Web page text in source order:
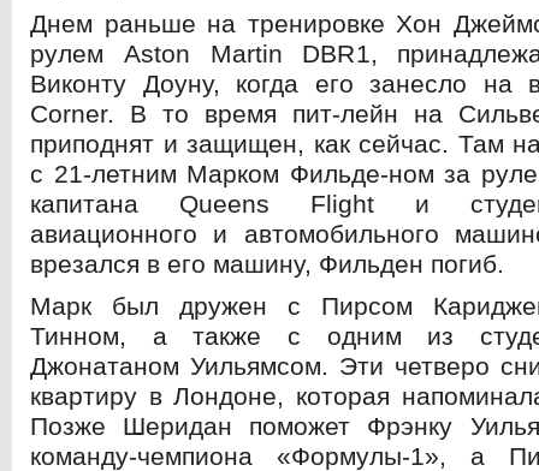
Днем раньше на тренировке Хон
рулем Aston Martin DBR1,
Виконту Доуну, когда его занесло на
Corner. В то время пит-лейн на
приподнят и защищен, как сейчас. Там
с 21-летним Марком Фильде-ном за
капитана Queens Flight и
авиационного и автомобильного
врезался в его машину, Фильден погиб.
Марк был дружен с Пирсом
Тинном, а также с одним из
Джонатаном Уильямсом. Эти четверо
квартиру в Лондоне, которая
Позже Шеридан поможет Фрэнку
команду-чемпиона «Формулы-1», а